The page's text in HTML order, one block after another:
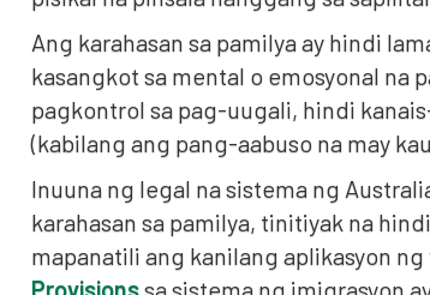
Ang karahasan sa pamilya ay hindi
kasangkot sa mental o emosyonal na
pagkontrol sa pag-uugali, hindi
(kabilang ang pang-aabuso na may
Inuuna ng legal na sistema ng
karahasan sa pamilya, tinitiyak na
mapanatili ang kanilang aplikasyon
Provisionssa sistema ng imigrasyon